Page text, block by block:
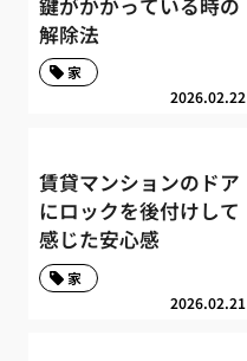
解除法
2026.02.22
家
賃貸マンションのドア
にロックを後付けして
感じた安心感
2026.02.21
家